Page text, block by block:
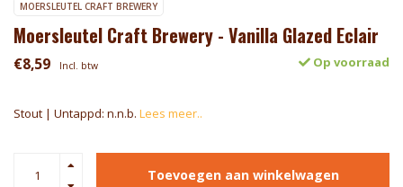
MOERSLEUTEL CRAFT BREWERY
Moersleutel Craft Brewery - Vanilla Glazed Eclair
€8,59 Incl. btw Op voorraad
Stout | Untappd: n.n.b. Lees meer..
Toevoegen aan winkelwagen